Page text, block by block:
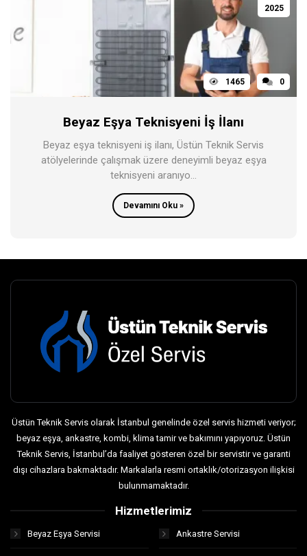
2025
1465 0
Beyaz Eşya Teknisyeni İş İlanı
Beyaz eşya teknisyeni iş ilanı, Üstün Teknik Servis
atölyelerinde çalışmak üzere deneyimli beyaz eşya
teknisyeni aranıyo...
Devamını Oku »
Üstün Teknik Servis olarak İstanbul genelinde özel servis hizmeti veriyor;
beyaz eşya, ankastre, kombi, klima tamir ve bakımını yapıyoruz. Üstün
Teknik Servis, İstanbul’da faaliyet gösteren özel bir servistir ve garanti
dışı cihazlara bakmaktadır. Markalarla resmi ortaklık/otorizasyon ilişkisi
bulunmamaktadır.
Hizmetlerimiz
Beyaz Eşya Servisi Ankastre Servisi